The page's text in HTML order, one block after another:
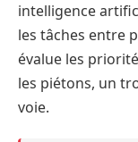
intelligence
les tâches entre
évalue les
les piétons, un
voie.